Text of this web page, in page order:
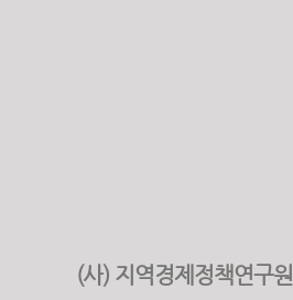
(사) 지역경제정책연구원